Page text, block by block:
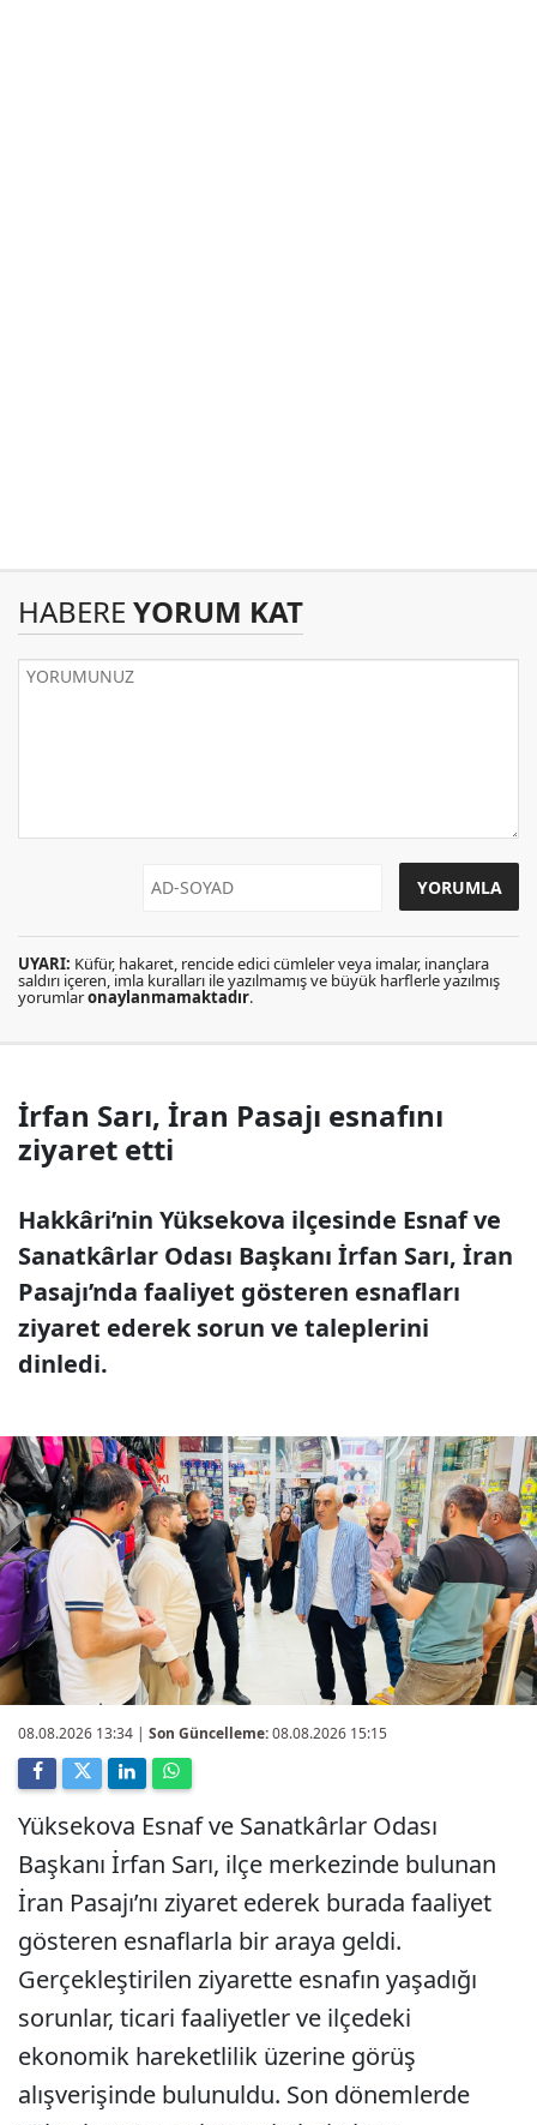
HABERE YORUM KAT
UYARI: Küfür, hakaret, rencide edici cümleler veya imalar, inançlara
saldırı içeren, imla kuralları ile yazılmamış ve büyük harflerle yazılmış
yorumlaronaylanmamaktadır.
İrfan Sarı, İran Pasajı esnafını
ziyaret etti
Hakkâri’nin Yüksekova ilçesinde Esnaf ve
Sanatkârlar Odası Başkanı İrfan Sarı, İran
Pasajı’nda faaliyet gösteren esnafları
ziyaret ederek sorun ve taleplerini
dinledi.
08.08.2026 13:34 | Son Güncelleme:08.08.2026 15:15
Yüksekova Esnaf ve Sanatkârlar Odası
Başkanı İrfan Sarı, ilçe merkezinde bulunan
İran Pasajı’nı ziyaret ederek burada faaliyet
gösteren esnaflarla bir araya geldi.
Gerçekleştirilen ziyarette esnafın yaşadığı
sorunlar, ticari faaliyetler ve ilçedeki
ekonomik hareketlilik üzerine görüş
alışverişinde bulunuldu. Son dönemlerde